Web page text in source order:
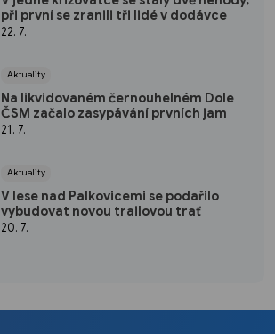
při první se zranili tři lidé v dodávce
22. 7.
Aktuality
Na likvidovaném černouhelném Dole
ČSM začalo zasypávání prvních jam
21. 7.
Aktuality
V lese nad Palkovicemi se podařilo
vybudovat novou trailovou trať
20. 7.